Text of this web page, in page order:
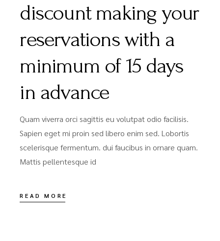
discount making your
reservations with a
minimum of 15 days
in advance
Quam viverra orci sagittis eu volutpat odio facilisis.
Sapien eget mi proin sed libero enim sed. Lobortis
scelerisque fermentum. dui faucibus in ornare quam.
Mattis pellentesque id
READ MORE